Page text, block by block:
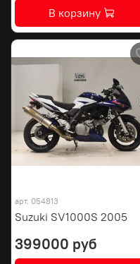
В корзину
арт. 054813
Suzuki SV1000S 2005
399000 руб